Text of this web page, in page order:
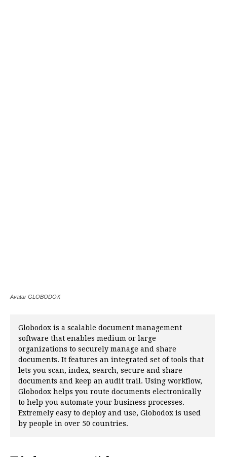
Avatar GLOBODOX
Globodox is a scalable document management
software that enables medium or large
organizations to securely manage and share
documents. It features an integrated set of tools that
lets you scan, index, search, secure and share
documents and keep an audit trail. Using workflow,
Globodox helps you route documents electronically
to help you automate your business processes.
Extremely easy to deploy and use, Globodox is used
by people in over 50 countries.